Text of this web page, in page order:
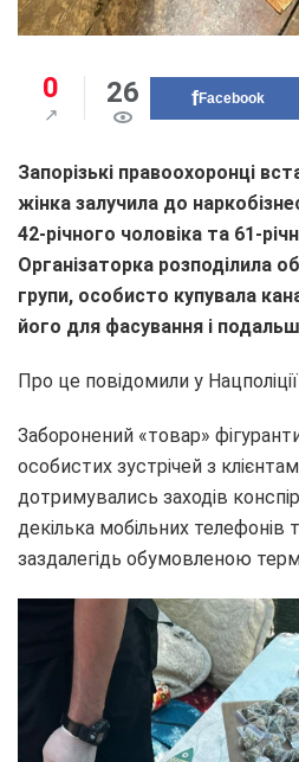
0 26 Facebook
Запорізькі правоохоронці
жінка залучила до
42-річного чоловіка та 61-
Організаторка розподілила
групи, особисто купувала
його для фасування і
Про це повідомили у Нацполіції
Заборонений «товар»
особистих зустрічей з
дотримувались заходів
декілька мобільних телефонів
заздалегідь обумовленою